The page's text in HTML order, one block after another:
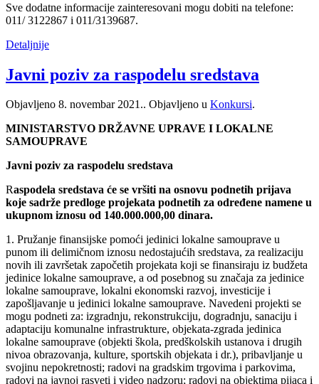
Sve dodatne informacije zainteresovani mogu dobiti na telefone:
011/ 3122867 i 011/3139687.
Detaljnije
Javni poziv za raspodelu sredstava
Objavljeno 8. novembar 2021.. Objavljeno u Konkursi.
MINISTARSTVO DRŽAVNE UPRAVE I LOKALNE
SAMOUPRAVE
Javni poziv za raspodelu sredstava
Raspodela sredstava će se vršiti na osnovu podnetih prijava
koje sadrže predloge projekata podnetih za određene namene u
ukupnom iznosu od 140.000.000,00 dinara.
1. Pružanje finansijske pomoći jedinici lokalne samouprave u
punom ili delimičnom iznosu nedostajućih sredstava, za realizaciju
novih ili završetak započetih projekata koji se finansiraju iz budžeta
jedinice lokalne samouprave, a od posebnog su značaja za jedinice
lokalne samouprave, lokalni ekonomski razvoj, investicije i
zapošljavanje u jedinici lokalne samouprave. Navedeni projekti se
mogu podneti za: izgradnju, rekonstrukciju, dogradnju, sanaciju i
adaptaciju komunalne infrastrukture, objekata-zgrada jedinica
lokalne samouprave (objekti škola, predškolskih ustanova i drugih
nivoa obrazovanja, kulture, sportskih objekata i dr.), pribavljanje u
svojinu nepokretnosti; radovi na gradskim trgovima i parkovima,
radovi na javnoj rasveti i video nadzoru; radovi na objektima pijaca i